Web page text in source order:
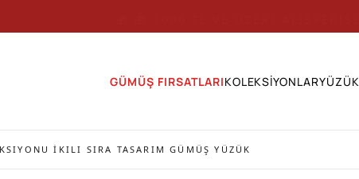
GÜMÜŞ FIRSATLARIKOLEKSİYONLARYÜZÜK
İKILI SIRA TASARIM GÜMÜŞ YÜZÜK